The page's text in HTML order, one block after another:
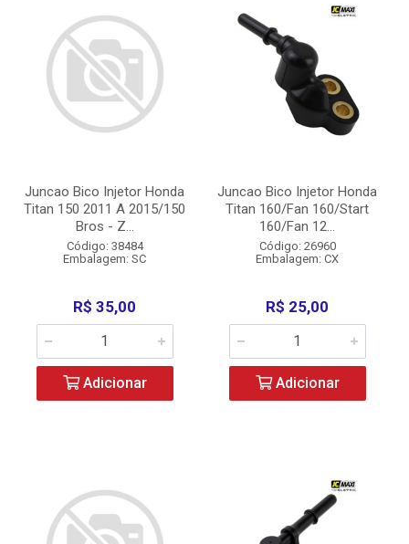
Juncao Bico Injetor Honda
Titan 150 2011 A 2015/150
Bros - Z...
Código: 38484
Embalagem: SC
R$ 35,00
Adicionar
Juncao Bico Injetor Honda
Titan 160/Fan 160/Start
160/Fan 12...
Código: 26960
Embalagem: CX
R$ 25,00
Adicionar